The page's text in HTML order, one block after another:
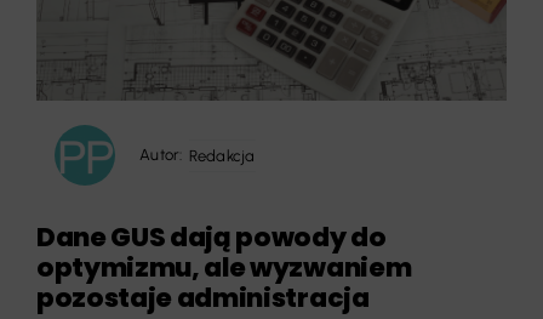
Autor: Redakcja
Dane GUS dają powody do
optymizmu, ale wyzwaniem
pozostaje administracja